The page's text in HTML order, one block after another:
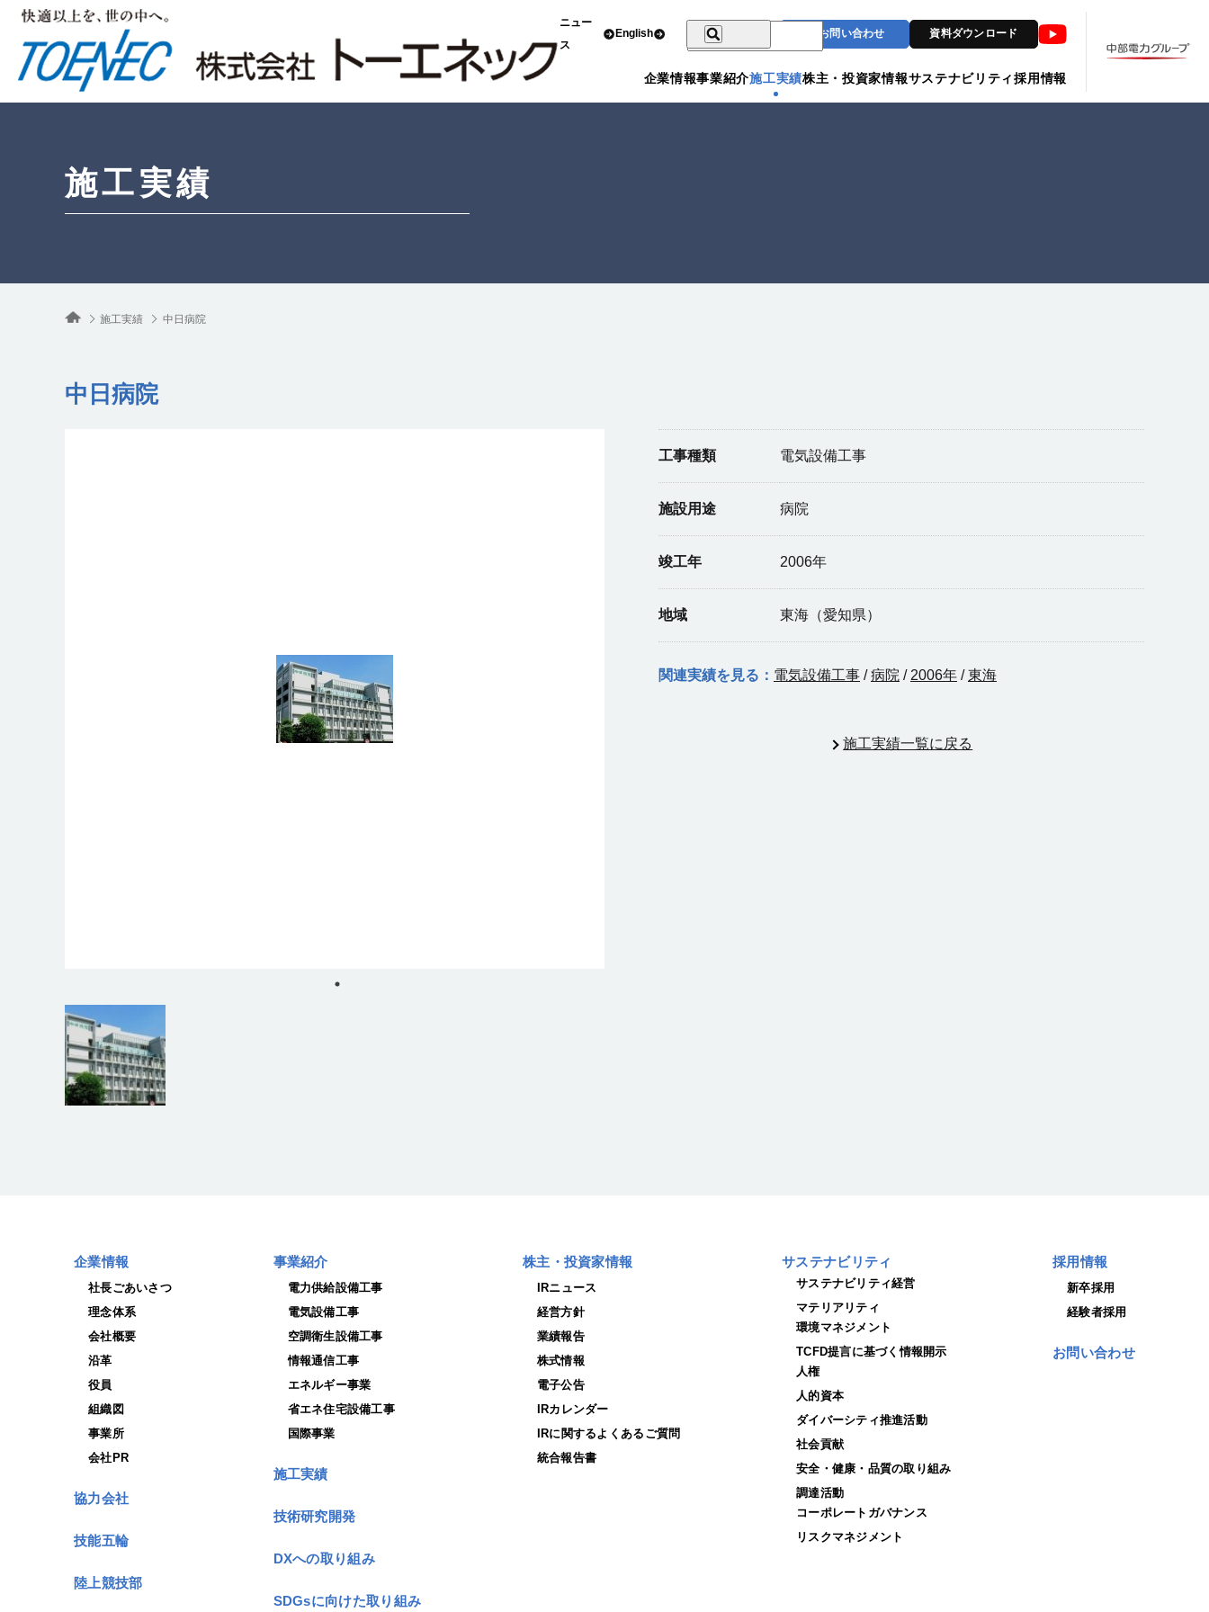
ニュー
ス
English お問い合わせ 資料ダウンロード
企業情報事業紹介施工実績株主・投資家情報サステナビリティ採用情報
施工実績
施工実績 中日病院
中日病院
工事種類 電気設備工事
施設用途 病院
竣工年 2006年
地域 東海（愛知県）
関連実績を見る： 電気設備工事 /病院 / 2006年 /東海
施工実績一覧に戻る
企業情報
社長ごあいさつ
理念体系
会社概要
沿革
役員
組織図
事業所
会社PR
協力会社
技能五輪
陸上競技部
事業紹介
電力供給設備工事
電気設備工事
空調衛生設備工事
情報通信工事
エネルギー事業
省エネ住宅設備工事
国際事業
施工実績
技術研究開発
DXへの取り組み
SDGsに向けた取り組み
株主・投資家情報
IRニュース
経営方針
業績報告
株式情報
電子公告
IRカレンダー
IRに関するよくあるご質問
統合報告書
サステナビリティ
サステナビリティ経営
マテリアリティ
環境マネジメント
TCFD提言に基づく情報開示
人権
人的資本
ダイバーシティ推進活動
社会貢献
安全・健康・品質の取り組み
調達活動
コーポレートガバナンス
リスクマネジメント
採用情報
新卒採用
経験者採用
お問い合わせ